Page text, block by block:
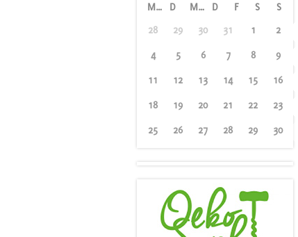
M D M D F S
S
28
29 30 31 1 2
4 5 6 7 8 9
11 12 13 14 15 16
18 19 20 21 22 23
25 26 27 28 29 30